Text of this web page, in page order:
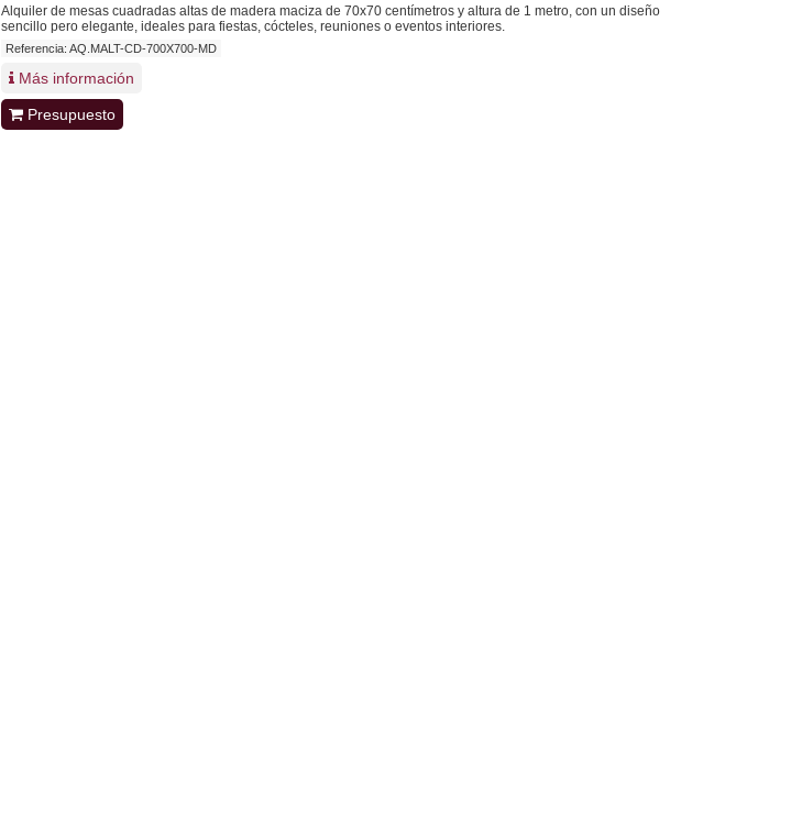
Alquiler de mesas cuadradas altas de madera maciza de 70x70 centímetros y altura de 1 metro, con un diseño
sencillo pero elegante, ideales para fiestas, cócteles, reuniones o eventos interiores.
Referencia: AQ.MALT-CD-700X700-MD
Más información
Presupuesto